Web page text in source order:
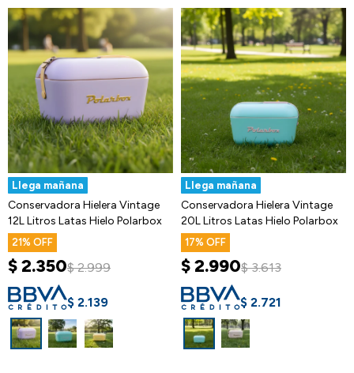
Llega mañana
Conservadora Hielera Vintage
12L Litros Latas Hielo Polarbox
21
$2.350$ 2.999
$ 2.139
Llega mañana
Conservadora Hielera Vintage
20L Litros Latas Hielo Polarbox
17
$2.990$ 3.613
$ 2.721